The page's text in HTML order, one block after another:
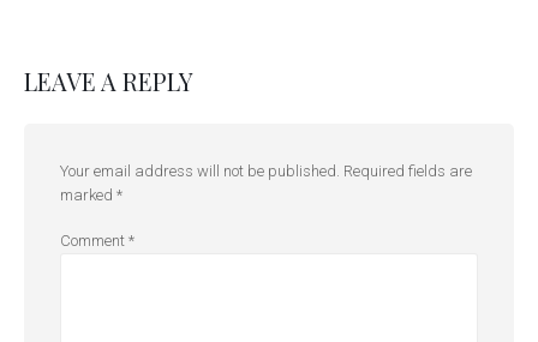
LEAVE A REPLY
Your email address will not be published. Required fields are
marked *
Comment *